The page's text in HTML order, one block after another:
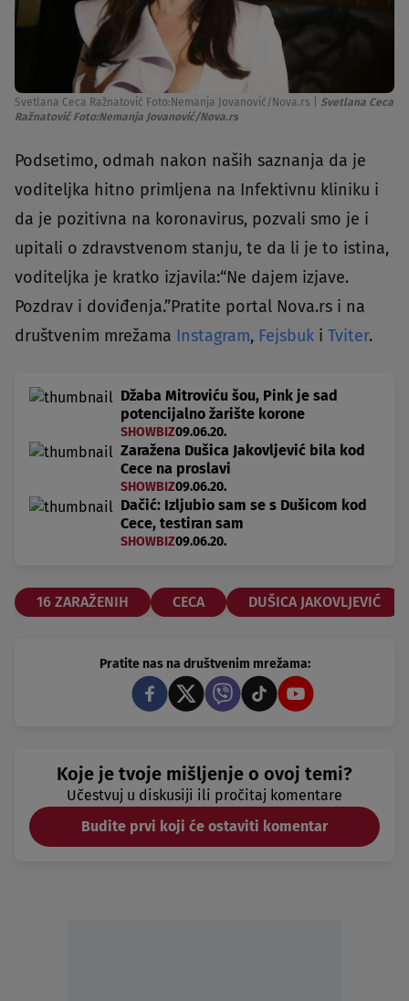
Svetlana Ceca Ražnatović Foto:Nemanja Jovanović/Nova.rs
Svetlana Ceca
Ražnatović Foto:Nemanja Jovanović/Nova.rs
Podsetimo, odmah nakon naših saznanja da je
voditeljka hitno primljena na Infektivnu kliniku i
da je pozitivna na koronavirus, pozvali smo je i
upitali o zdravstvenom stanju, te da li je to istina,
voditeljka je kratko izjavila:“Ne dajem izjave.
Pozdrav i doviđenja.”Pratite portal Nova.rs i na
društvenim mrežama Instagram, Fejsbuk i Tviter.
Džaba Mitroviću šou, Pink je sad
potencijalno žarište korone
SHOWBIZ09.06.20.
Zaražena Dušica Jakovljević bila kod
Cece na proslavi
SHOWBIZ09.06.20.
Dačić: Izljubio sam se s Dušicom kod
Cece, testiran sam
SHOWBIZ09.06.20.
16 ZARAŽENIH CECA DUŠICA JAKOVLJEVIĆ
Pratite nas na društvenim mrežama:
Koje je tvoje mišljenje o ovoj temi?
Učestvuj u diskusiji ili pročitaj komentare
Budite prvi koji će ostaviti komentar